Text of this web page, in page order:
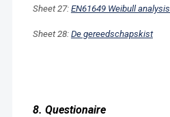
Sheet 27: EN61649 Weibull analysis
Sheet 28: De gereedschapskist
8. Questionaire